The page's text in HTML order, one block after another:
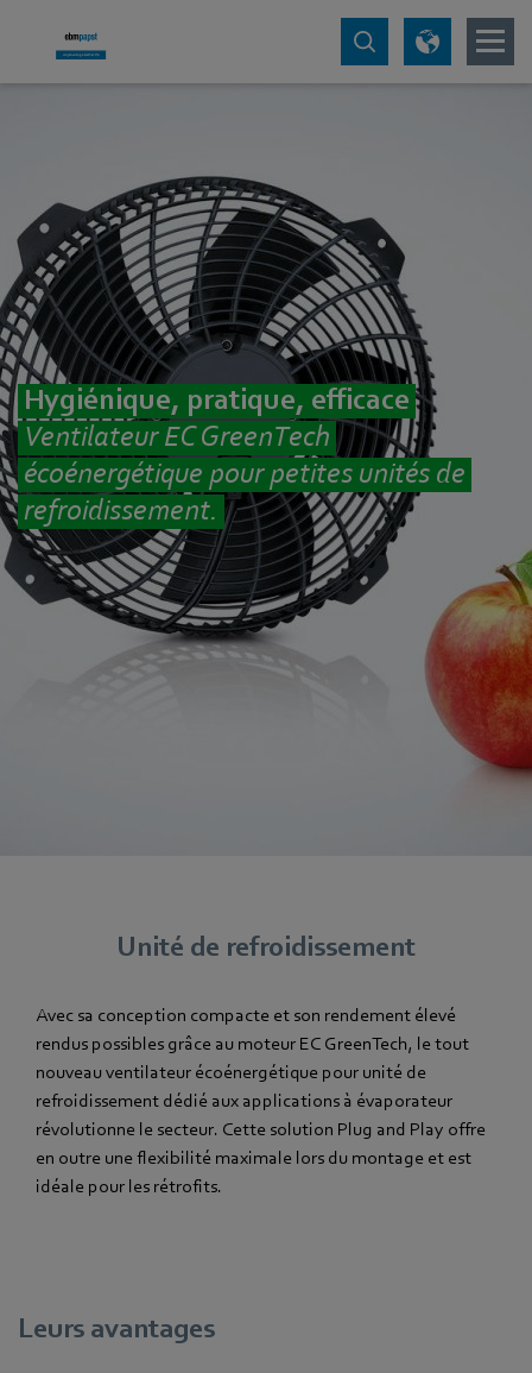
Hygiénique, pratique, efficace
Ventilateur EC GreenTech
écoénergétique pour petites unités de
refroidissement.
Unité de refroidissement
Avec sa conception compacte et son rendement élevé
rendus possibles grâce au moteur EC GreenTech, le tout
nouveau ventilateur écoénergétique pour unité de
refroidissement dédié aux applications à évaporateur
révolutionne le secteur. Cette solution Plug and Play offre
en outre une flexibilité maximale lors du montage et est
idéale pour les rétrofits.
Leurs avantages